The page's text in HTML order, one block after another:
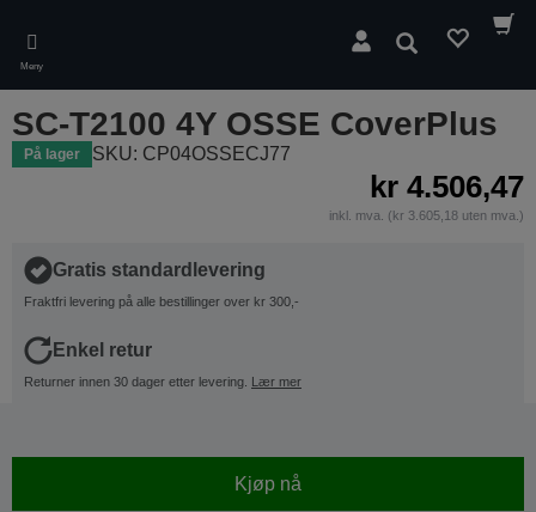
main
content
Meny
Søk
SC-T2100 4Y OSSE CoverPlus
På lager SKU: CP04OSSECJ77
kr 4.506,47
inkl. mva. (kr 3.605,18 uten mva.)
Gratis standardlevering
Fraktfri levering på alle bestillinger over kr 300,-
Enkel retur
Returner innen 30 dager etter levering. Lær mer
Kjøp nå